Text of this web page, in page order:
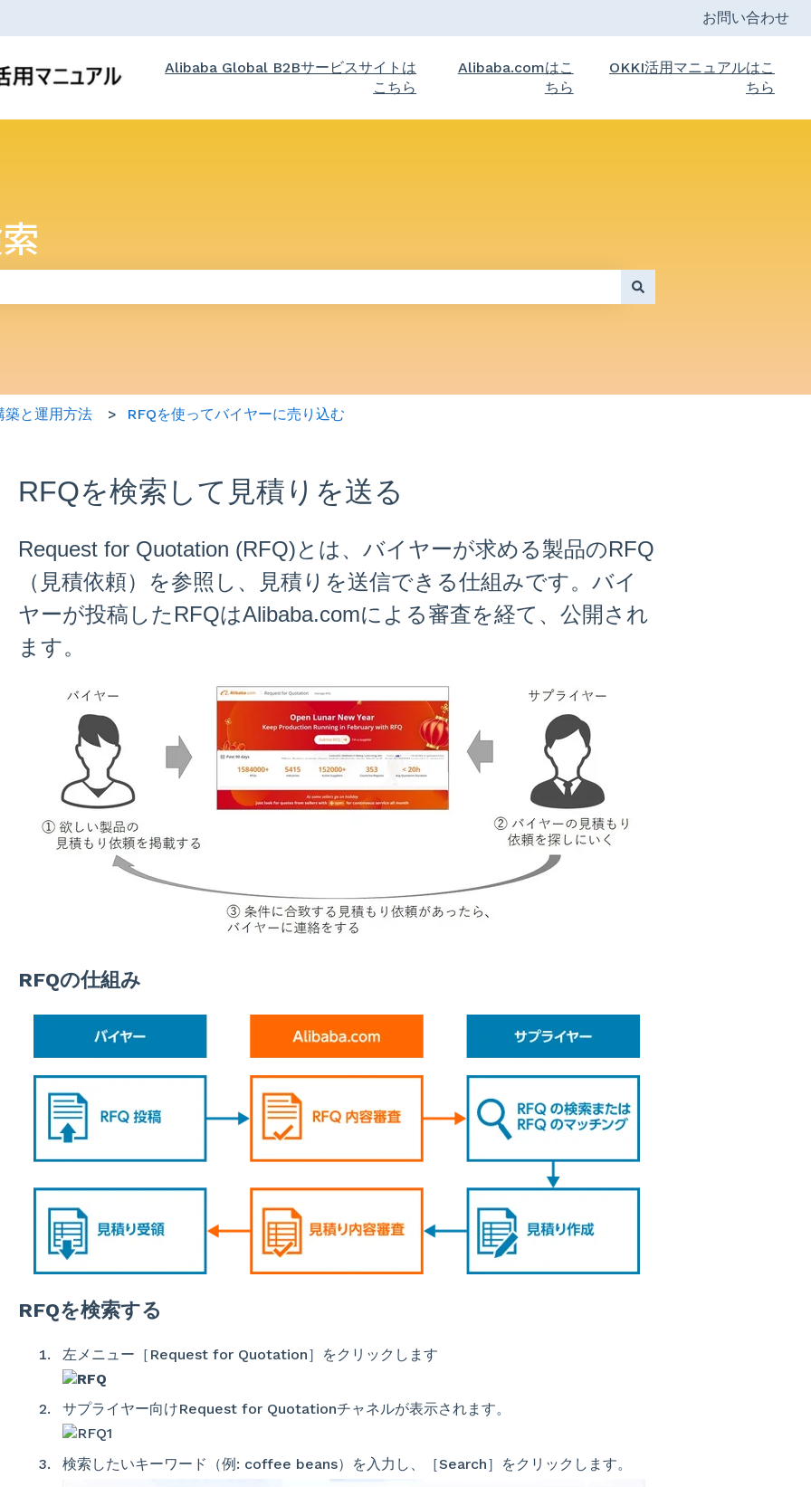
お問い合わせ
Alibaba Global B2Bサービスサイトは
こちら
Alibaba.comはこ
ちら
OKKI活用マニュアルはこ
ちら
築と運用方法 RFQを使ってバイヤーに売り込む
RFQを検索して見積りを送る
Request for Quotation (RFQ)とは、バイヤーが求める製品のRFQ
（見積依頼）を参照し、見積りを送信できる仕組みです。バイ
ヤーが投稿したRFQはAlibaba.comによる審査を経て、公開され
ます。
RFQの仕組み
RFQを検索する
左メニュー［Request for Quotation］をクリックします
サプライヤー向けRequest for Quotationチャネルが表示されます。
検索したいキーワード（例: coffee beans）を入力し、［Search］をクリックします。